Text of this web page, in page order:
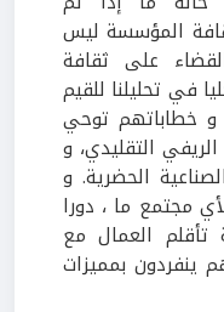
المؤسسة ليس
على ثقافة
في تحليلنا للقيم
و خطاباتهم توحي
التقليدي، و
الحضرية. و
مجتمع ما ، دورا
العمال مع
بمميزات